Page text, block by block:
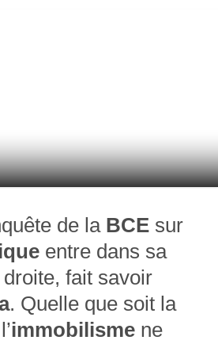
de la BCE sur
entre dans sa
fait savoir
. Quelle que soit la
immobilisme ne